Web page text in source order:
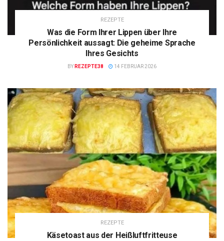
REZEPTE
Was die Form Ihrer Lippen über Ihre
Persönlichkeit aussagt: Die geheime Sprache
Ihres Gesichts
BY REZEPTE38 14 FEBRUAR 2026
REZEPTE
Käsetoast aus der Heißluftfritteuse